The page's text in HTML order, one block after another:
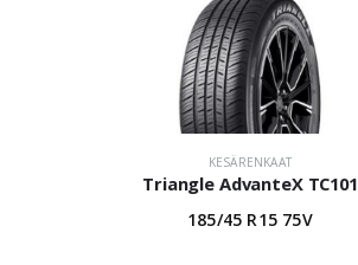
KESÄRENKAAT
Triangle AdvanteX TC101
185/45 R15 75V